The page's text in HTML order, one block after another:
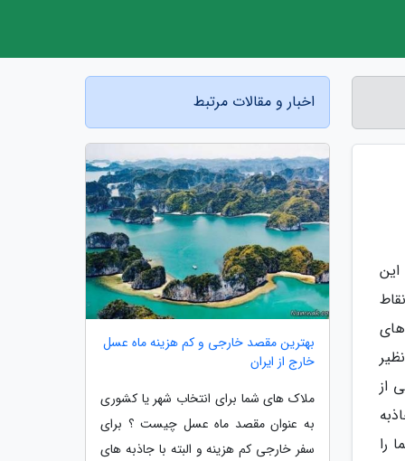
از
را
اخبار و مقالات مرتبط
بهترین مقصد خارجی و کم هزینه ماه عسل
خارج از ایران
ملاک های شما برای انتخاب شهر یا کشوری
به عنوان مقصد ماه عسل چیست ؟ برای
سفر خارجی کم هزینه و البته با جاذبه های